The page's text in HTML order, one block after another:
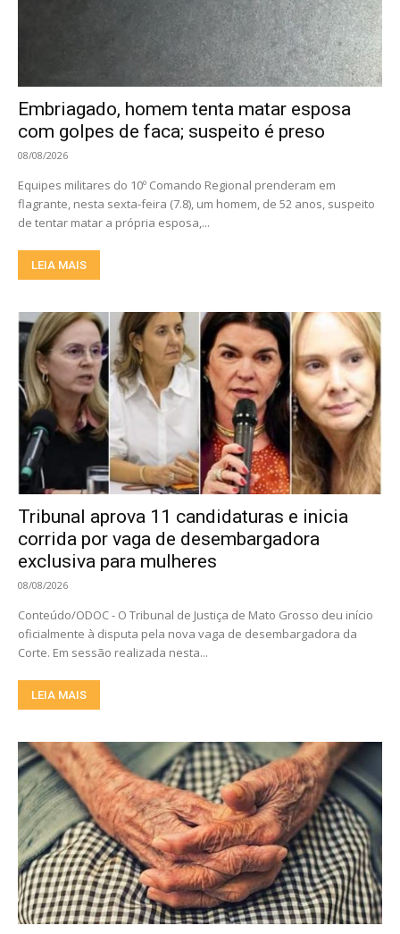
Embriagado, homem tenta matar esposa
com golpes de faca; suspeito é preso
08/08/2026
Equipes militares do 10º Comando Regional prenderam em
flagrante, nesta sexta-feira (7.8), um homem, de 52 anos, suspeito
de tentar matar a própria esposa,...
LEIA MAIS
Tribunal aprova 11 candidaturas e inicia
corrida por vaga de desembargadora
exclusiva para mulheres
08/08/2026
Conteúdo/ODOC - O Tribunal de Justiça de Mato Grosso deu início
oficialmente à disputa pela nova vaga de desembargadora da
Corte. Em sessão realizada nesta...
LEIA MAIS